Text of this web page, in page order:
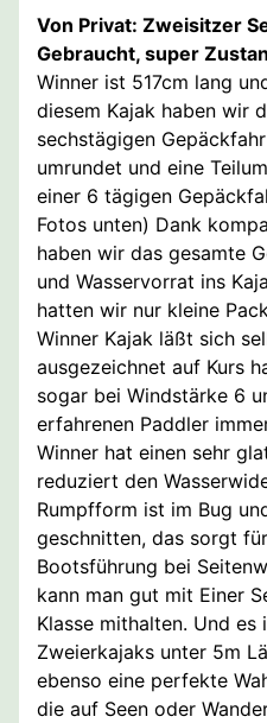
Von Privat: Zweisitzer
Gebraucht, super
Winner ist 517cm lang
diesem Kajak haben wir
sechstägigen
umrundet und eine
einer 6 tägigen
Fotos unten) Dank
haben wir das gesamte
und Wasservorrat ins
hatten wir nur kleine
Winner Kajak läßt sich
ausgezeichnet auf Kurs
sogar bei Windstärke 6
erfahrenen Paddler
Winner hat einen sehr
reduziert den
Rumpfform ist im Bug
geschnitten, das sorgt
Bootsführung bei
kann man gut mit Einer
Klasse mithalten. Und
Zweierkajaks unter 5m
ebenso eine perfekte
die auf Seen oder